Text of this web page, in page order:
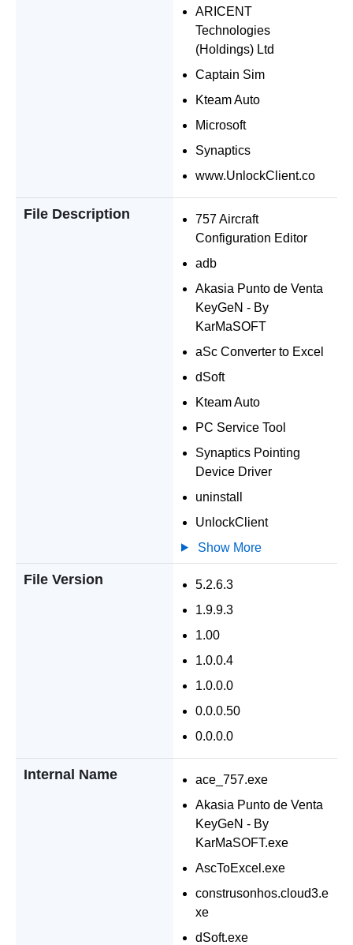
ARICENT
Technologies
(Holdings) Ltd
Captain Sim
Kteam Auto
Microsoft
Synaptics
www.UnlockClient.co
File Description
757 Aircraft
Configuration Editor
adb
Akasia Punto de Venta
KeyGeN - By
KarMaSOFT
aSc Converter to Excel
dSoft
Kteam Auto
PC Service Tool
Synaptics Pointing
Device Driver
uninstall
UnlockClient
Show More
File Version
5.2.6.3
1.9.9.3
1.00
1.0.0.4
1.0.0.0
0.0.0.50
0.0.0.0
Internal Name
ace_757.exe
Akasia Punto de Venta
KeyGeN - By
KarMaSOFT.exe
AscToExcel.exe
construsonhos.cloud3.e
xe
dSoft.exe